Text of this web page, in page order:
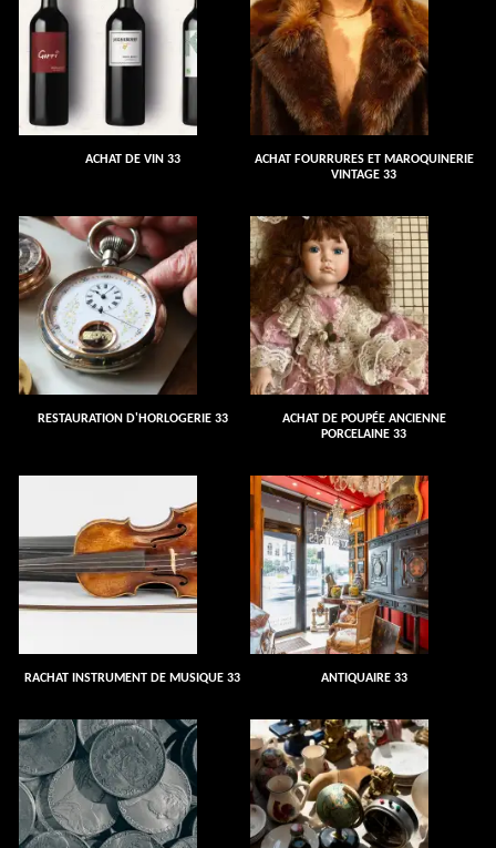
ACHAT DE VIN 33
ACHAT FOURRURES ET MAROQUINERIE
VINTAGE 33
RESTAURATION D'HORLOGERIE 33
ACHAT DE POUPÉE ANCIENNE
PORCELAINE 33
RACHAT INSTRUMENT DE MUSIQUE 33 ANTIQUAIRE 33